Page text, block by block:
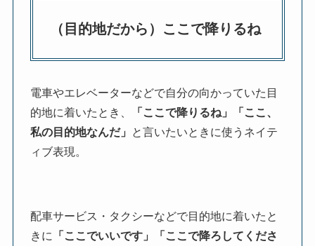
（目的地だから）ここで降りるね
電車やエレベーターなどで自分の向かっていた目
的地に着いたとき、
「ここで降りるね」「ここ、
私の目的地なんだ」
と言いたいときに使うネイテ
ィブ表現。
配車サービス・タクシーなどで目的地に着いたと
きに
「ここでいいです」「ここで降ろしてくださ